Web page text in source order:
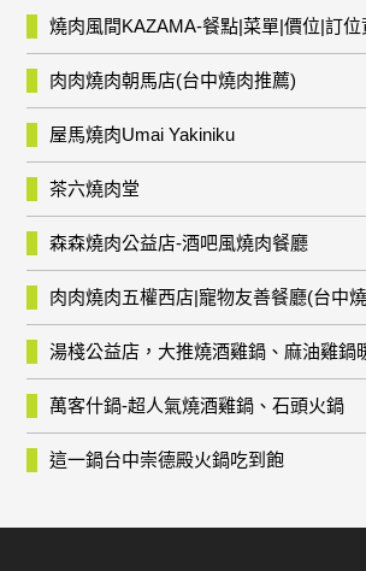
燒肉風間KAZAMA-餐點|菜單|價位|訂位
肉肉燒肉朝馬店(台中燒肉推薦)
屋馬燒肉Umai Yakiniku
茶六燒肉堂
森森燒肉公益店-酒吧風燒肉餐廳
肉肉燒肉五權西店|寵物友善餐廳(台中
湯棧公益店，大推燒酒雞鍋、麻油雞鍋
萬客什鍋-超人氣燒酒雞鍋、石頭火鍋
這一鍋台中崇德殿火鍋吃到飽